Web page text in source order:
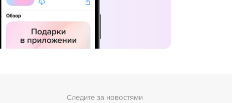
Следите за новостями